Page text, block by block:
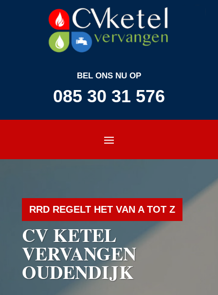
BEL ONS NU OP
085 30 31 576
RRD REGELT HET VAN A TOT Z
CV KETEL
VERVANGEN
OUDENDIJK